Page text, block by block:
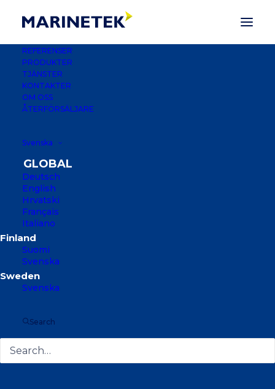
REFERENSER
PRODUKTER
TJÄNSTER
KONTAKTER
OM OSS
ÅTERFÖRSÄLJARE
Svenska
Deutsch
English
Hrvatski
Français
Italiano
Suomi
Svenska
Svenska
Search
LONGKOU MARINA